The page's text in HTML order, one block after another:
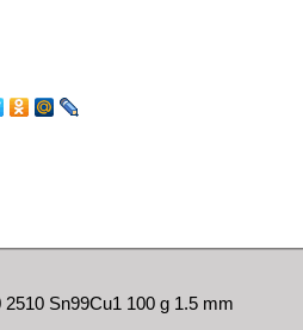
Sn99Cu1 100 g 1.5 mm